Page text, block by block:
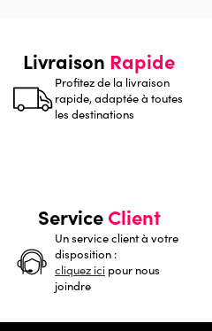
Livraison Rapide
Profitez de la livraison
rapide, adaptée à toutes
les destinations
ServiceClient
Un service client à votre
disposition :
cliquez ici pour nous
joindre